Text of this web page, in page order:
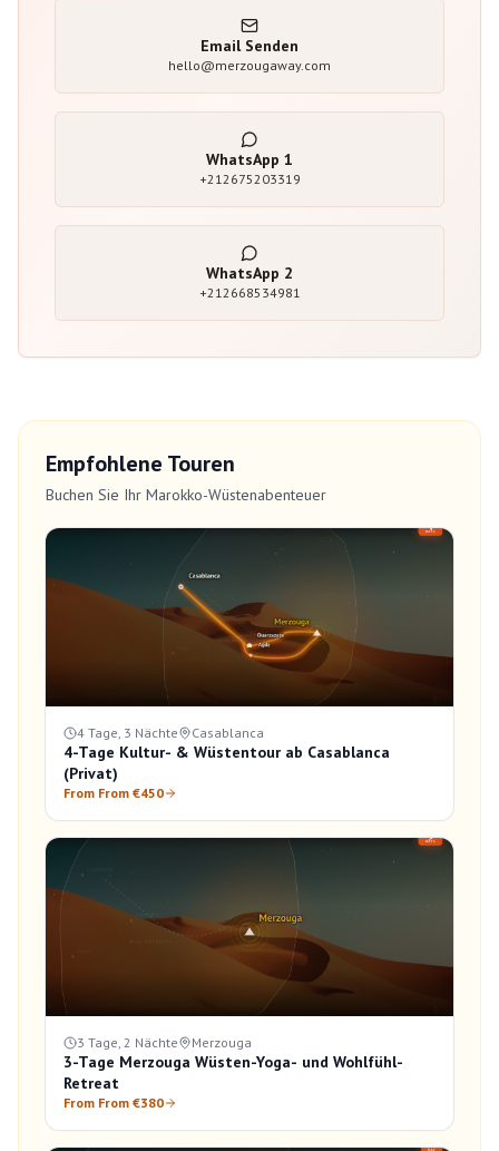
Email Senden
hello@merzougaway.com
WhatsApp 1
+212675203319
WhatsApp 2
+212668534981
Empfohlene Touren
Buchen Sie Ihr Marokko-Wüstenabenteuer
4 Tage, 3 Nächte Casablanca
4-Tage Kultur- & Wüstentour ab Casablanca
(Privat)
From From €450
3 Tage, 2 Nächte Merzouga
3-Tage Merzouga Wüsten-Yoga- und Wohlfühl-
Retreat
From From €380